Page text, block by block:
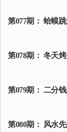
第077期： 蛤蟆
第078期： 冬天
第079期： 二分
第080期： 风水